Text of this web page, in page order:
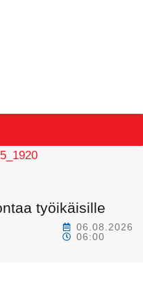
työikäisille
06.08.2026
06:00